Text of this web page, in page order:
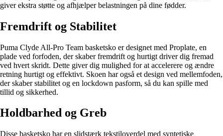
giver ekstra støtte og afhjælper belastningen på dine fødder.
Fremdrift og Stabilitet
Puma Clyde All-Pro Team basketsko er designet med Proplate, en
plade ved forfoden, der skaber fremdrift og hurtigt driver dig fremad
ved hvert skridt. Dette giver dig mulighed for at accelerere og ændre
retning hurtigt og effektivt. Skoen har også et design ved mellemfoden,
der skaber stabilitet og en lockdown pasform, så du kan spille med
tillid og sikkerhed.
Holdbarhed og Greb
Disse basketsko har en slidstærk tekstiloverdel med syntetiske